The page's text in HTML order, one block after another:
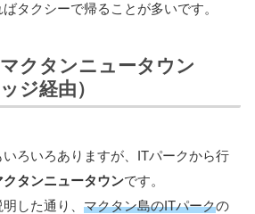
タクシーで帰ることが多いです。
クタンニュータウン
ジ経由）
ろいろありますが、ITパークから行
クタンニュータウンです。
した通り、 マクタン島のITパークの